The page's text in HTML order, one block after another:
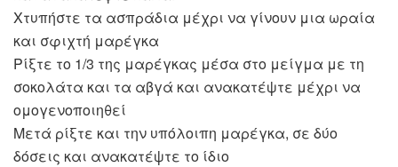
Χτυπήστε τα ασπράδια μέχρι να γίνουν μια ωραία
και σφιχτή μαρέγκα
Ρίξτε το 1/3 της μαρέγκας μέσα στο μείγμα με τη
σοκολάτα και τα αβγά και ανακατέψτε μέχρι να
ομογενοποιηθεί
Μετά ρίξτε και την υπόλοιπη μαρέγκα, σε δύο
δόσεις και ανακατέψτε το ίδιο